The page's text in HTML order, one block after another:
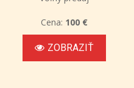
Cena: 100 €
ZOBRAZIŤ